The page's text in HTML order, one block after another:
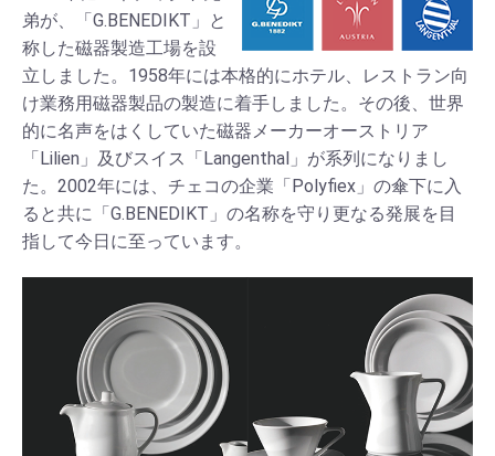
弟が、「G.BENEDIKT」と
称した磁器製造工場を設
立しました。1958年には本格的にホテル、レストラン向
け業務用磁器製品の製造に着手しました。その後、世界
的に名声をはくしていた磁器メーカーオーストリア
「Lilien」及びスイス「Langenthal」が系列になりまし
た。2002年には、チェコの企業「Polyfiex」の傘下に入
ると共に「G.BENEDIKT」の名称を守り更なる発展を目
指して今日に至っています。